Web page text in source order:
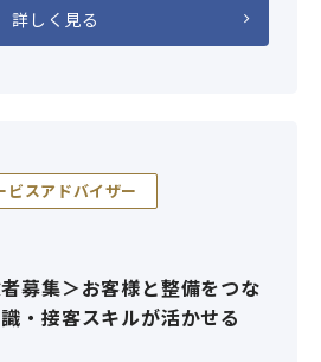
詳しく見る
ビスアドバイザー
募集＞お客様と整備をつな
・接客スキルが活かせる